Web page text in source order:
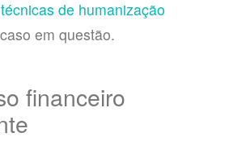
técnicas de humanização
em questão.
financeiro